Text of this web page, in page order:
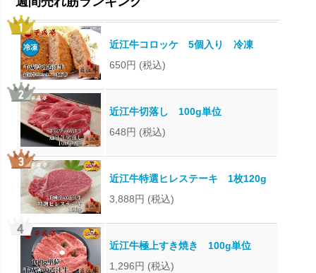
近江牛コロッケ 5個入り 冷凍
650円 (税込)
近江牛切落し 100g単位
648円 (税込)
近江牛特選ヒレステーキ 1枚120g
3,888円 (税込)
近江牛極上すき焼き 100g単位
1,296円 (税込)